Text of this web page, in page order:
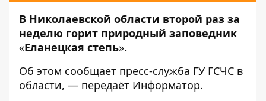
В Николаевской области второй раз за
неделю горит природный заповедник
«Еланецкая степь».
Об этом сообщает пресс-служба ГУ ГСЧС в
области, — передаёт Информатор.